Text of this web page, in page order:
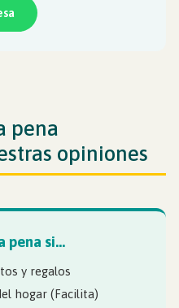
pena
opiniones
pena si…
y regalos
hogar (Facilita)